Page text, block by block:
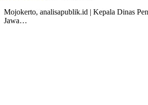
Mojokerto, analisapublik.id | Kepala Dinas
Jawa…